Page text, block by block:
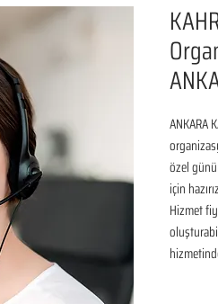
ANKARA
özel
için
Hizmet